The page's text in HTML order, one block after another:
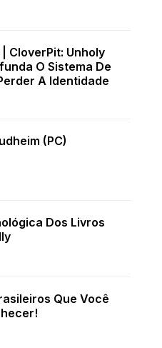
| CloverPit: Unholy
O Sistema De
A Identidade
(PC)
Dos Livros
Que Você